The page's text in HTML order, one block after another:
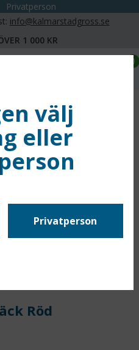
Privatperson
info@kalmarstadgross.se
1 000 KR
0
Röd
välj
eller
Privatperson